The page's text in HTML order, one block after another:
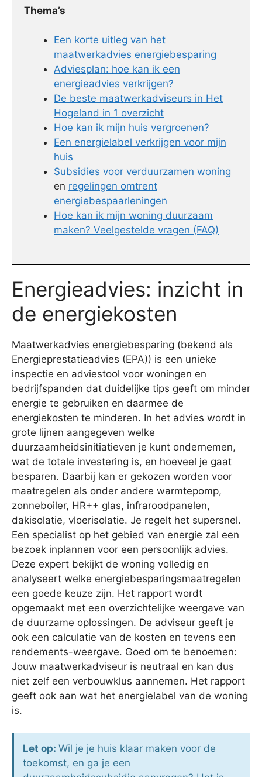
Thema’s
Een korte uitleg van het
maatwerkadvies energiebesparing
Adviesplan: hoe kan ik een
energieadvies verkrijgen?
De beste maatwerkadviseurs in Het
Hogeland in 1 overzicht
Hoe kan ik mijn huis vergroenen?
Een energielabel verkrijgen voor mijn
huis
Subsidies voor verduurzamen woning
en regelingen omtrent
energiebespaarleningen
Hoe kan ik mijn woning duurzaam
maken? Veelgestelde vragen (FAQ)
Energieadvies: inzicht in
de energiekosten
Maatwerkadvies energiebesparing (bekend als
Energieprestatieadvies (EPA)) is een unieke
inspectie en adviestool voor woningen en
bedrijfspanden dat duidelijke tips geeft om minder
energie te gebruiken en daarmee de
energiekosten te minderen. In het advies wordt in
grote lijnen aangegeven welke
duurzaamheidsinitiatieven je kunt ondernemen,
wat de totale investering is, en hoeveel je gaat
besparen. Daarbij kan er gekozen worden voor
maatregelen als onder andere warmtepomp,
zonneboiler, HR++ glas, infraroodpanelen,
dakisolatie, vloerisolatie. Je regelt het supersnel.
Een specialist op het gebied van energie zal een
bezoek inplannen voor een persoonlijk advies.
Deze expert bekijkt de woning volledig en
analyseert welke energiebesparingsmaatregelen
een goede keuze zijn. Het rapport wordt
opgemaakt met een overzichtelijke weergave van
de duurzame oplossingen. De adviseur geeft je
ook een calculatie van de kosten en tevens een
rendements-weergave. Goed om te benoemen:
Jouw maatwerkadviseur is neutraal en kan dus
niet zelf een verbouwklus aannemen. Het rapport
geeft ook aan wat het energielabel van de woning
is.
Let op: Wil je je huis klaar maken voor de
toekomst, en ga je een